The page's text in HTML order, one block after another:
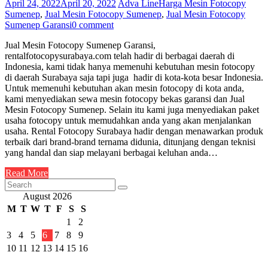
April 24, 2022April 20, 2022 Adva LineHarga Mesin Fotocopy
Sumenep, Jual Mesin Fotocopy Sumenep, Jual Mesin Fotocopy
Sumenep Garansi0 comment
Jual Mesin Fotocopy Sumenep Garansi,
rentalfotocopysurabaya.com telah hadir di berbagai daerah di
Indonesia, kami tidak hanya memenuhi kebutuhan mesin fotocopy
di daerah Surabaya saja tapi juga hadir di kota-kota besar Indonesia.
Untuk memenuhi kebutuhan akan mesin fotocopy di kota anda,
kami menyediakan sewa mesin fotocopy bekas garansi dan Jual
Mesin Fotocopy Sumenep. Selain itu kami juga menyediakan paket
usaha fotocopy untuk memudahkan anda yang akan menjalankan
usaha. Rental Fotocopy Surabaya hadir dengan menawarkan produk
terbaik dari brand-brand ternama didunia, ditunjang dengan teknisi
yang handal dan siap melayani berbagai keluhan anda…
Read More
August 2026
M T W T F S
S
1
2
3
4 5 6 7 8
9
10 11 12 13 14 15 16